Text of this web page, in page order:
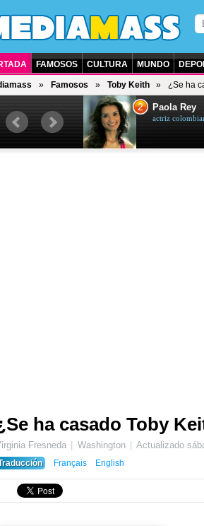
FAMOSOS CULTURA MUNDO
Famosos Toby Keith ¿Se ha
de televisión
2 Paola Rey
actriz
ha casado Toby
Fresneda Washington Actualizado
Français English